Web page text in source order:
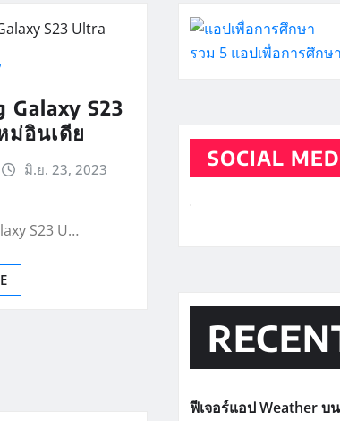
Galaxy S23
ม่อินเดีย
มิ.ย. 23, 2023
S23 U…
รวม 5 แอปเพื่อการศึกษ
SOCIAL
ฟีเจอร์แอป Weather บ